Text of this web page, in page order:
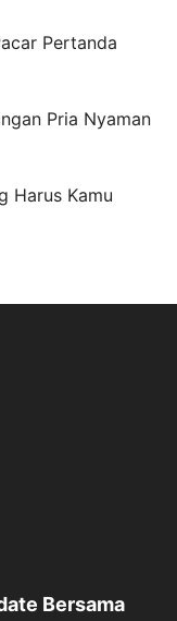
Pertanda
Pria Nyaman
Harus Kamu
Bersama